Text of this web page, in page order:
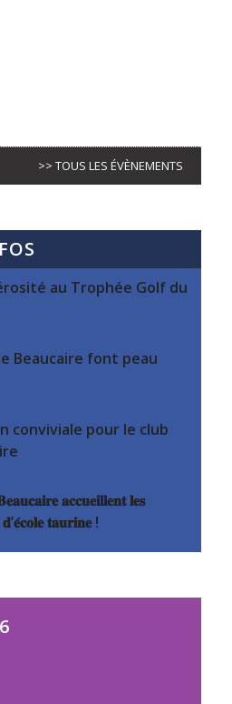
>> TOUS LES ÉVÈNEMENTS
au Trophée Golf du
Beaucaire font peau
conviviale pour le club
𝐚𝐜𝐜𝐮𝐞𝐢𝐥𝐥𝐞𝐧𝐭 𝐥𝐞𝐬
𝐭𝐚𝐮𝐫𝐢𝐧𝐞 !